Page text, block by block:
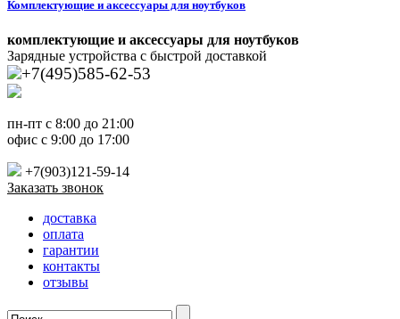
Комплектующие и аксессуары для ноутбуков
комплектующие и аксессуары для ноутбуков
Зарядные устройства с быстрой доставкой
+7(495)585-62-53
пн-пт с 8:00 до 21:00
офис с 9:00 до 17:00
+7(903)121-59-14
Заказать звонок
доставка
оплата
гарантии
контакты
отзывы